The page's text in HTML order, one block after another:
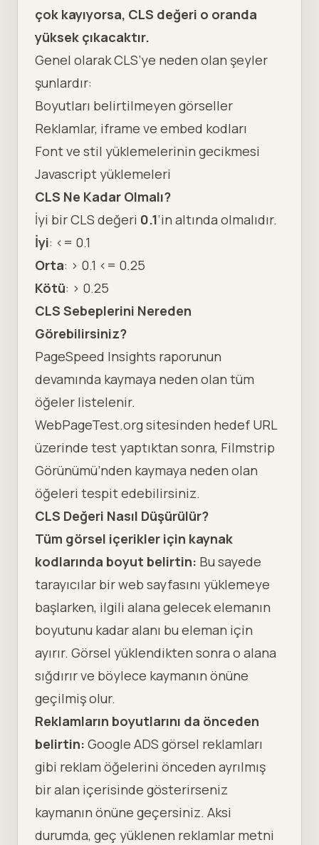
çok kayıyorsa, CLS değeri o oranda
yüksek çıkacaktır.
Genel olarak CLS’ye neden olan şeyler
şunlardır:
Boyutları belirtilmeyen görseller
Reklamlar, iframe ve embed kodları
Font ve stil yüklemelerinin gecikmesi
Javascript yüklemeleri
CLS Ne Kadar Olmalı?
İyi bir CLS değeri 0.1’in altında olmalıdır.
İyi: <= 0.1
Orta: > 0.1 <= 0.25
Kötü: > 0.25
CLS Sebeplerini Nereden
Görebilirsiniz?
PageSpeed Insights raporunun
devamında kaymaya neden olan tüm
öğeler listelenir.
WebPageTest.org sitesinden hedef URL
üzerinde test yaptıktan sonra, Filmstrip
Görünümü’nden kaymaya neden olan
öğeleri tespit edebilirsiniz.
CLS Değeri Nasıl Düşürülür?
Tüm görsel içerikler için kaynak
kodlarında boyut belirtin: Bu sayede
tarayıcılar bir web sayfasını yüklemeye
başlarken, ilgili alana gelecek elemanın
boyutunu kadar alanı bu eleman için
ayırır. Görsel yüklendikten sonra o alana
sığdırır ve böylece kaymanın önüne
geçilmiş olur.
Reklamların boyutlarını da önceden
belirtin: Google ADS görsel reklamları
gibi reklam öğelerini önceden ayrılmış
bir alan içerisinde gösterirseniz
kaymanın önüne geçersiniz. Aksi
durumda, geç yüklenen reklamlar metni